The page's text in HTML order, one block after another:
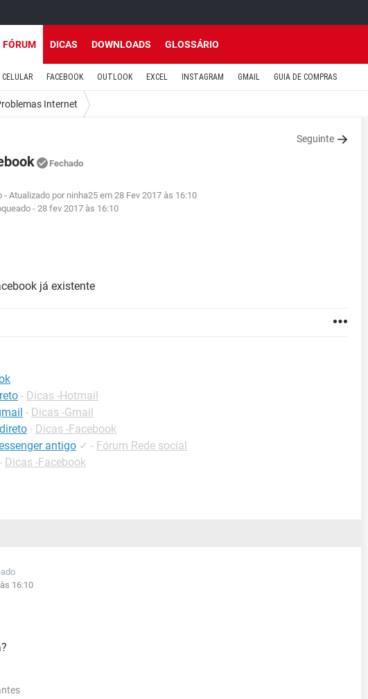
FÓRUM DICAS DOWNLOADS GLOSSÁRIO
CELULAR FACEBOOK OUTLOOK EXCEL INSTAGRAM GMAIL GUIA DE COMPRAS
Internet
Seguinte
Fechado
- Atualizado por ninha25 em 28 Fev 2017 às 16:10
-28 fev 2017 às 16:10
já existente
- Dicas -Hotmail
- Dicas -Gmail
- Dicas -Facebook
antigo ✓ - Fórum Rede social
- Dicas -Facebook
16:10